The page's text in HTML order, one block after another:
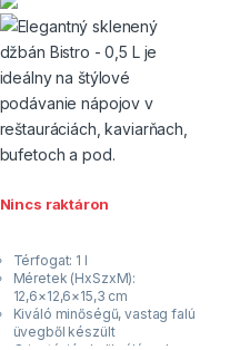
Nincs raktáron
Térfogat: 1 l
Méretek (HxSzxM):
12,6×12,6×15,3 cm
Kiváló minőségű, vastag falú
üvegből készült